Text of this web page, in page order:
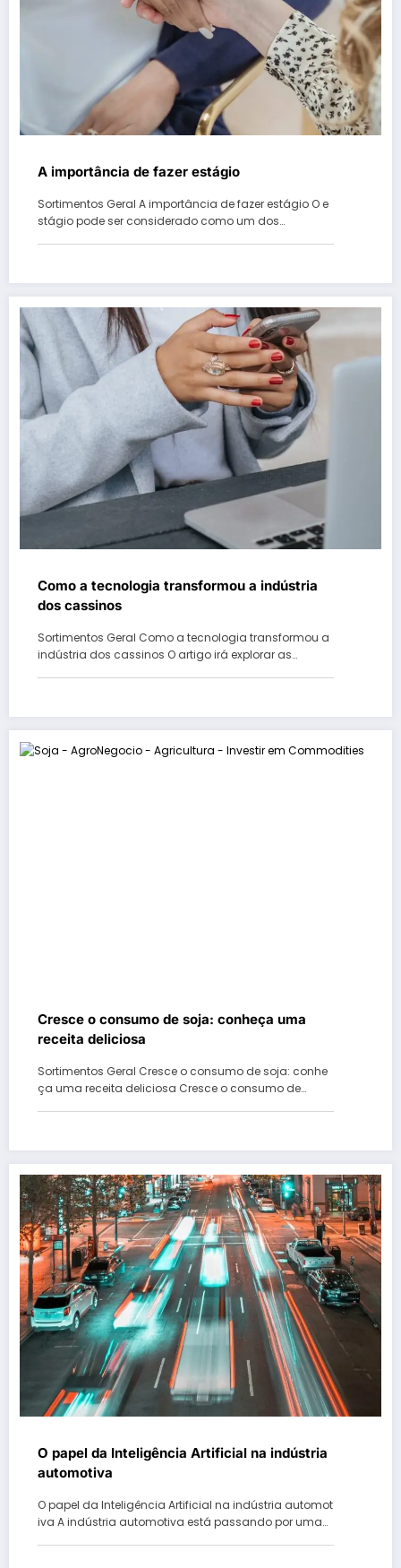
A importância de fazer estágio
Sortimentos Geral A importância de fazer estágio O e
stágio pode ser considerado como um dos…
Como a tecnologia transformou a indústria
dos cassinos
Sortimentos Geral Como a tecnologia transformou a
indústria dos cassinos O artigo irá explorar as…
Cresce o consumo de soja: conheça uma
receita deliciosa
Sortimentos Geral Cresce o consumo de soja: conhe
ça uma receita deliciosa Cresce o consumo de…
O papel da Inteligência Artificial na indústria
automotiva
O papel da Inteligência Artificial na indústria automot
iva A indústria automotiva está passando por uma…